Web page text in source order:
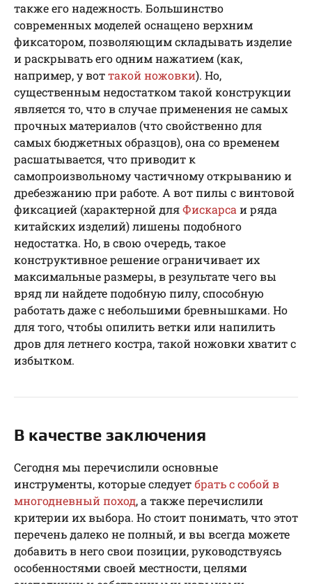
также его надежность. Большинство
современных моделей оснащено верхним
фиксатором, позволяющим складывать изделие
и раскрывать его одним нажатием (как,
например, у воттакой ножовки). Но,
существенным недостатком такой конструкции
является то, что в случае применения не самых
прочных материалов (что свойственно для
самых бюджетных образцов), она со временем
расшатывается, что приводит к
самопроизвольному частичному открыванию и
дребезжанию при работе. А вот пилы с винтовой
фиксацией (характерной дляФискарсаи ряда
китайских изделий) лишены подобного
недостатка. Но, в свою очередь, такое
конструктивное решение ограничивает их
максимальные размеры, в результате чего вы
вряд ли найдете подобную пилу, способную
работать даже с небольшими бревнышками. Но
для того, чтобы опилить ветки или напилить
дров для летнего костра, такой ножовки хватит с
избытком.
В качестве заключения
Сегодня мы перечислили основные
инструменты, которые следуетбрать с собой в
многодневный поход, а также перечислили
критерии их выбора. Но стоит понимать, что этот
перечень далеко не полный, и вы всегда можете
добавить в него свои позиции, руководствуясь
особенностями своей местности, целями